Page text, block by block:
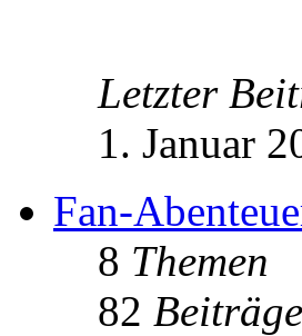
Letzter
1. Januar
Fan-
8 Themen
82 Beiträge